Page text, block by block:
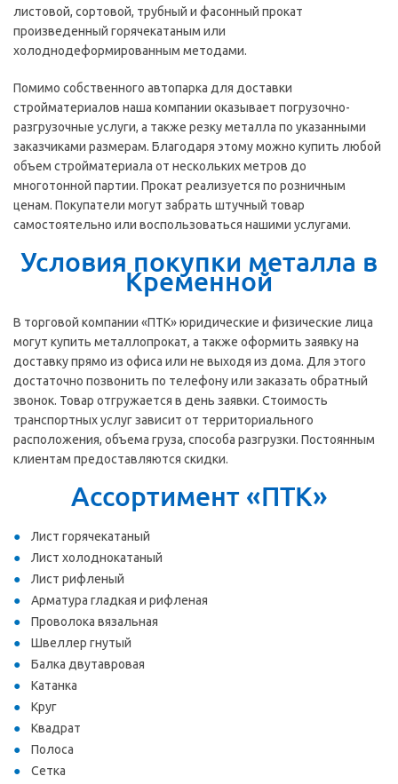
листовой, сортовой, трубный и фасонный прокат
произведенный горячекатаным или
холоднодеформированным методами.
Помимо собственного автопарка для доставки
стройматериалов наша компании оказывает погрузочно-
разгрузочные услуги, а также резку металла по указанными
заказчиками размерам. Благодаря этому можно купить любой
объем стройматериала от нескольких метров до
многотонной партии. Прокат реализуется по розничным
ценам. Покупатели могут забрать штучный товар
самостоятельно или воспользоваться нашими услугами.
Условия покупки металла в
Кременной
В торговой компании «ПТК» юридические и физические лица
могут купить металлопрокат, а также оформить заявку на
доставку прямо из офиса или не выходя из дома. Для этого
достаточно позвонить по телефону или заказать обратный
звонок. Товар отгружается в день заявки. Стоимость
транспортных услуг зависит от территориального
расположения, объема груза, способа разгрузки. Постоянным
клиентам предоставляются скидки.
Ассортимент «ПТК»
Лист горячекатаный
Лист холоднокатаный
Лист рифленый
Арматура гладкая и рифленая
Проволока вязальная
Швеллер гнутый
Балка двутавровая
Катанка
Круг
Квадрат
Полоса
Сетка